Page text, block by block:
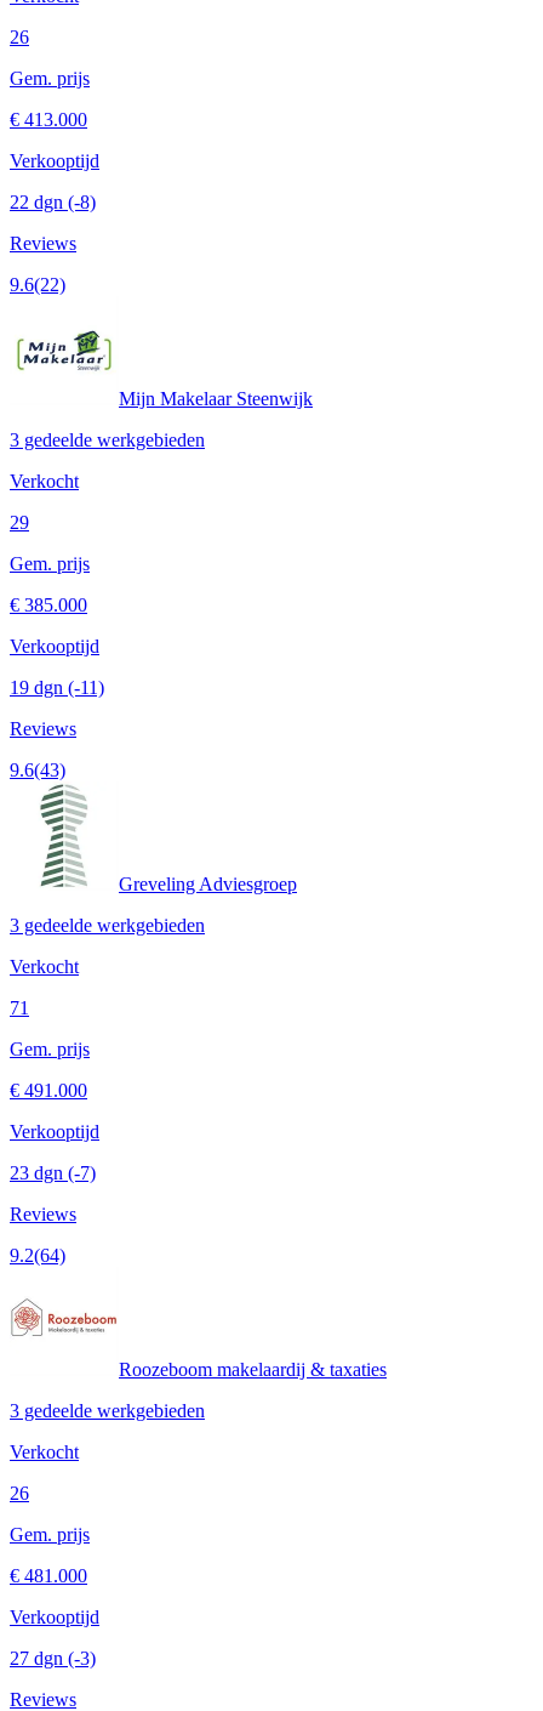
26
Gem. prijs
€ 413.000
Verkooptijd
22 dgn (-8)
Reviews
9.6(22)
Mijn Makelaar Steenwijk
3 gedeelde werkgebieden
Verkocht
29
Gem. prijs
€ 385.000
Verkooptijd
19 dgn (-11)
Reviews
9.6(43)
Greveling Adviesgroep
3 gedeelde werkgebieden
Verkocht
71
Gem. prijs
€ 491.000
Verkooptijd
23 dgn (-7)
Reviews
9.2(64)
Roozeboom makelaardij & taxaties
3 gedeelde werkgebieden
Verkocht
26
Gem. prijs
€ 481.000
Verkooptijd
27 dgn (-3)
Reviews